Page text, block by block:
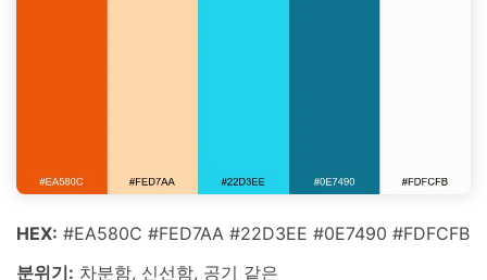
HEX: #EA580C #FED7AA #22D3EE #0E7490 #FDFCFB
분위기: 차분함, 신선함, 공기 같은